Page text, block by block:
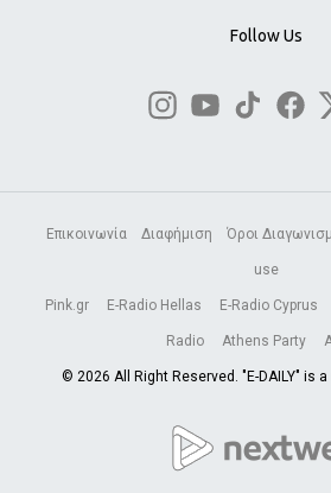
Follow Us
Επικοινωνία Διαφήμιση Όροι
use
Pink.gr E-Radio Hellas E-Radio Cyprus
Radio Athens Party
© 2026 All Right Reserved. "E-DAILY" is